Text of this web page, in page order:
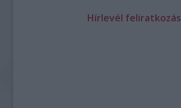
Hírlevél feliratkozás